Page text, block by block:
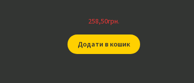
258,50грн.
Додати в кошик